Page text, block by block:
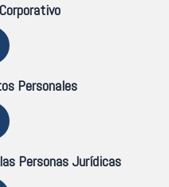
Personales
Personas Jurídicas